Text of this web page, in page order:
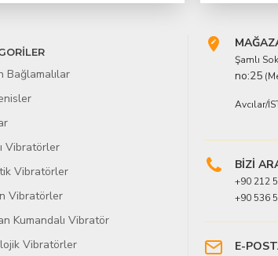
Bağlamalılar
Vibratörler
Vibratörler
Vibratörler
Kumandalı Vibratör
Vibratörler
Şamlı
no:25
Avcılar/
BİZİ
+90 212
+90 536
E-